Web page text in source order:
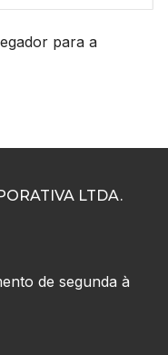
para a
LTDA.
de segunda à